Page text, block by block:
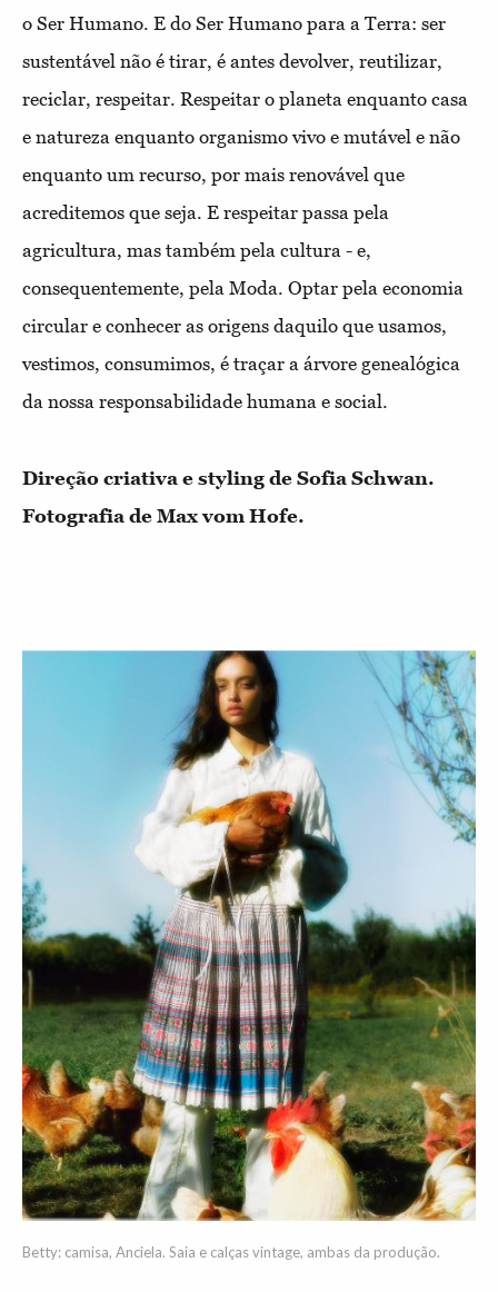
o Ser Humano. E do Ser Humano para a Terra: ser
sustentável não é tirar, é antes devolver, reutilizar,
reciclar, respeitar. Respeitar o planeta enquanto casa
e natureza enquanto organismo vivo e mutável e não
enquanto um recurso, por mais renovável que
acreditemos que seja. E respeitar passa pela
agricultura, mas também pela cultura - e,
consequentemente, pela Moda. Optar pela economia
circular e conhecer as origens daquilo que usamos,
vestimos, consumimos, é traçar a árvore genealógica
da nossa responsabilidade humana e social.
Direção criativa e styling de Sofia Schwan.
Fotografia de Max vom Hofe.
Betty: camisa, Anciela. Saia e calças vintage, ambas da produção.